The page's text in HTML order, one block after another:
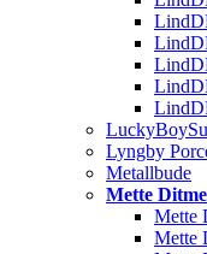
Lyngby
Metallbude
Mette
Mette
Mette